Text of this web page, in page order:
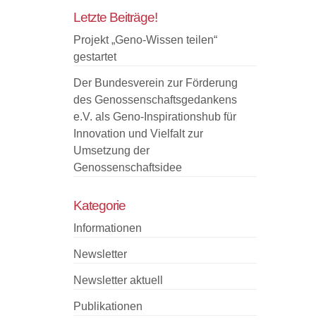
Letzte Beiträge!
Projekt „Geno-Wissen teilen“
gestartet
Der Bundesverein zur Förderung
des Genossenschaftsgedankens
e.V. als Geno-Inspirationshub für
Innovation und Vielfalt zur
Umsetzung der
Genossenschaftsidee
Kategorie
Informationen
Newsletter
Newsletter aktuell
Publikationen